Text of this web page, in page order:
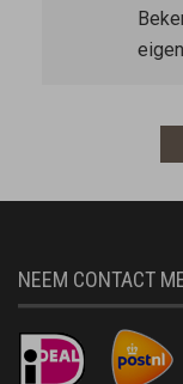
NEEM CONTACT